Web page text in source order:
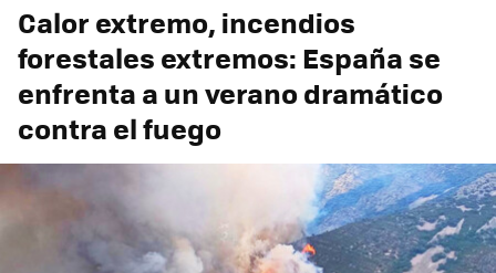
Calor extremo, incendios
forestales extremos: España se
enfrenta a un verano dramático
contra el fuego